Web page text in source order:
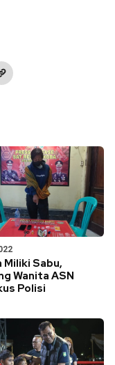
Miliki Sabu,
Wanita ASN
Polisi